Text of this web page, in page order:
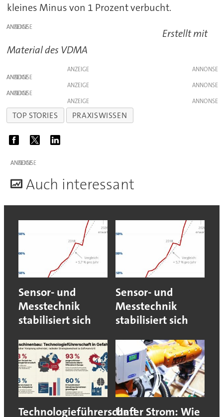
kleines Minus von 1 Prozent verbucht.
ANZEIGE
Erstellt mit
Material des VDMA
ANZEIGE
ANZEIGE
ANZEIGE
ANZEIGE
ANZEIGE
TOP STORIES PRAXISWISSEN
ANZEIGE
Auch interessant
Sensor- und
Messtechnik
stabilisiert sich
Sensor- und
Messtechnik
stabilisiert sich
TechnologieführerschaftUnter Strom: Wie